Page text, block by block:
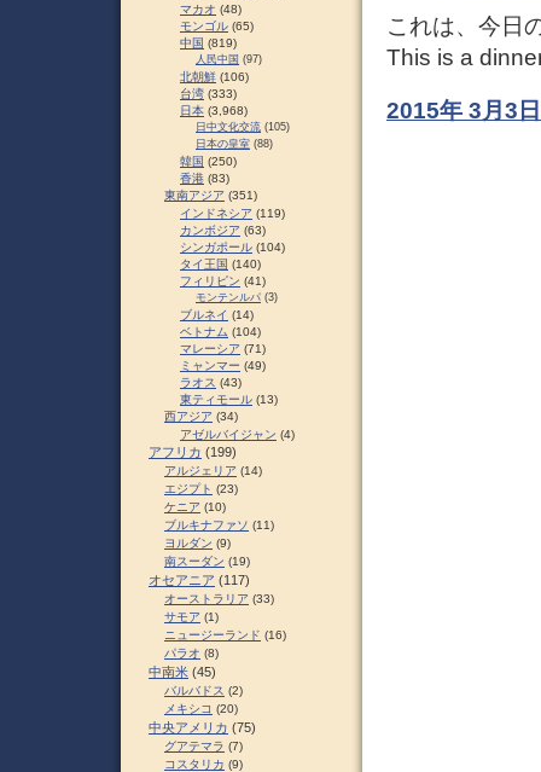
これは、今日
This is a
2015年 3月3
マカオ (48)
モンゴル (65)
中国 (819)
人民中国 (97)
北朝鮮 (106)
台湾 (333)
日本 (3,968)
日中文化交流 (105)
日本の皇室 (88)
韓国 (250)
香港 (83)
東南アジア (351)
インドネシア (119)
カンボジア (63)
シンガポール (104)
タイ王国 (140)
フィリピン (41)
モンテンルパ (3)
ブルネイ (14)
ベトナム (104)
マレーシア (71)
ミャンマー (49)
ラオス (43)
東ティモール (13)
西アジア (34)
アゼルバイジャン (4)
アフリカ (199)
アルジェリア (14)
エジプト (23)
ケニア (10)
ブルキナファソ (11)
ヨルダン (9)
南スーダン (19)
オセアニア (117)
オーストラリア (33)
サモア (1)
ニュージーランド (16)
パラオ (8)
中南米 (45)
バルバドス (2)
メキシコ (20)
中央アメリカ (75)
グアテマラ (7)
コスタリカ (9)